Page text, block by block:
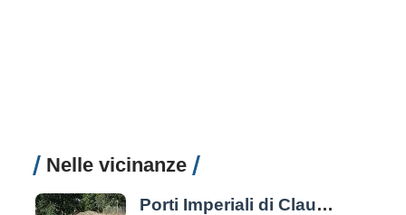
Nelle vicinanze
Porti Imperiali di Claudio e Traiano